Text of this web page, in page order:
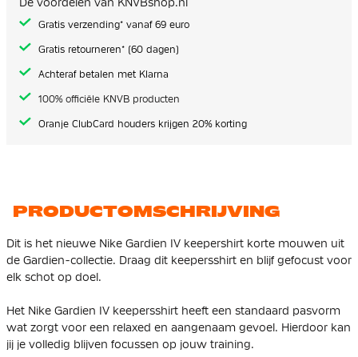
gallerij
Gratis verzending* vanaf 69 euro
Gratis retourneren* (60 dagen)
Achteraf betalen met Klarna
100% officiële KNVB producten
Oranje ClubCard houders krijgen 20% korting
PRODUCTOMSCHRIJVING
Dit is het nieuwe Nike Gardien IV keepershirt korte mouwen uit
de Gardien-collectie. Draag dit keepersshirt en blijf gefocust voor
elk schot op doel.
Het Nike Gardien IV keepersshirt heeft een standaard pasvorm
wat zorgt voor een relaxed en aangenaam gevoel. Hierdoor kan
jij je volledig blijven focussen op jouw training.